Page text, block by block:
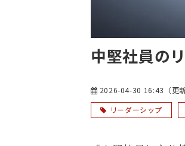
中堅社員の
2026-04-30 16:43 （更
リーダーシップ